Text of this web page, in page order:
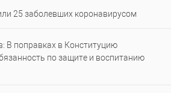
25 заболевших коронавирусом
В поправках в Конституцию
по защите и воспитанию